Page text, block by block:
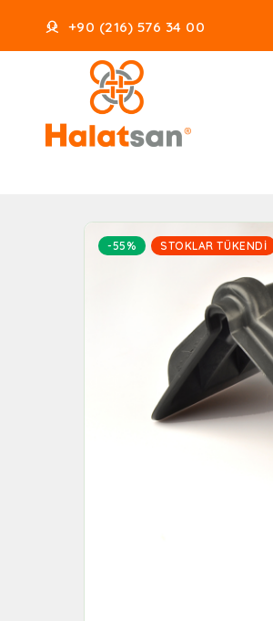
+90 (216) 576 34 00
-55% STOKLAR TÜKENDI